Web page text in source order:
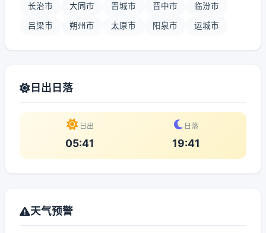
长治市 大同市 晋城市 晋中市 临汾市
吕梁市 朔州市 太原市 阳泉市 运城市
日出日落
日出
05:41
日落
19:41
天气预警